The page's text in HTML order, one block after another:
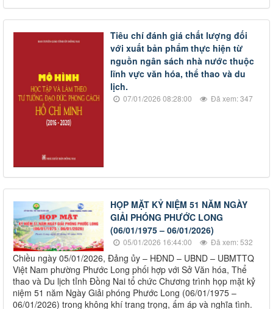
Tiêu chí đánh giá chất lượng đối
với xuất bản phẩm thực hiện từ
nguồn ngân sách nhà nước thuộc
lĩnh vực văn hóa, thể thao và du
lịch.
07/01/2026 08:28:00 Đã xem: 347
HỌP MẶT KỶ NIỆM 51 NĂM NGÀY
GIẢI PHÓNG PHƯỚC LONG
(06/01/1975 – 06/01/2026)
05/01/2026 16:44:00 Đã xem: 532
Chiều ngày 05/01/2026, Đảng ủy – HĐND – UBND – UBMTTQ
Việt Nam phường Phước Long phối hợp với Sở Văn hóa, Thể
thao và Du lịch tỉnh Đồng Nai tổ chức Chương trình họp mặt kỷ
niệm 51 năm Ngày Giải phóng Phước Long (06/01/1975 –
06/01/2026) trong không khí trang trọng, ấm áp và nghĩa tình.